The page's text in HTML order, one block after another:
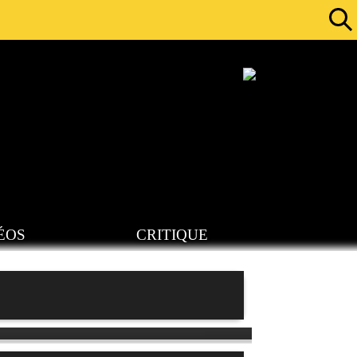
CRITIQUE